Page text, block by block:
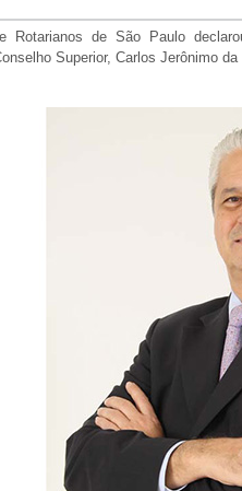
Rotarianos de São Paulo
Superior, Carlos Jerônimo